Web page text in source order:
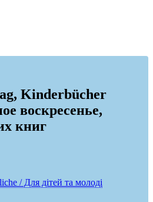
Kinderbücher
воскресенье,
книг
/ Для дітей та молоді